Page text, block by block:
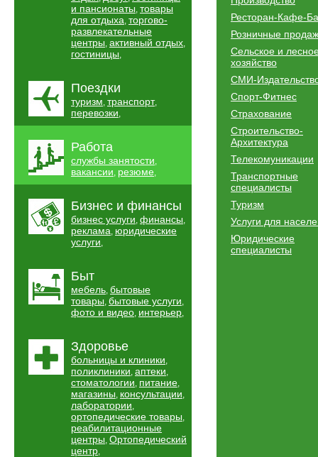
и пансионаты, товары
для отдыха, торгово-
развлекательные
центры, активный отдых,
гостиницы,
Поездки
туризм, транспорт,
перевозки,
Работа
службы занятости,
вакансии, резюме,
Бизнес и финансы
бизнес услуги, финансы,
реклама, юридические
услуги,
Быт
мебель, бытовые
товары, бытовые услуги,
фото и видео, интерьер,
Здоровье
больницы и клиники,
поликлиники, аптеки,
стоматологии, питание,
магазины, консультации,
лаборатории,
ортопедические товары,
реабилитационные
центры, Ортопедический
центр,
Ресторан-Кафе-
Розничные
Сельское и
хозяйство
СМИ-
Спорт-Фитнес
Страхование
Строительство-
Архитектура
Телекомуникации
Транспортные
специалисты
Туризм
Услуги для
Юридические
специалисты